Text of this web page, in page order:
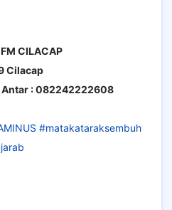
CILACAP
Cilacap
Antar : 082242222608
#matakataraksembuh